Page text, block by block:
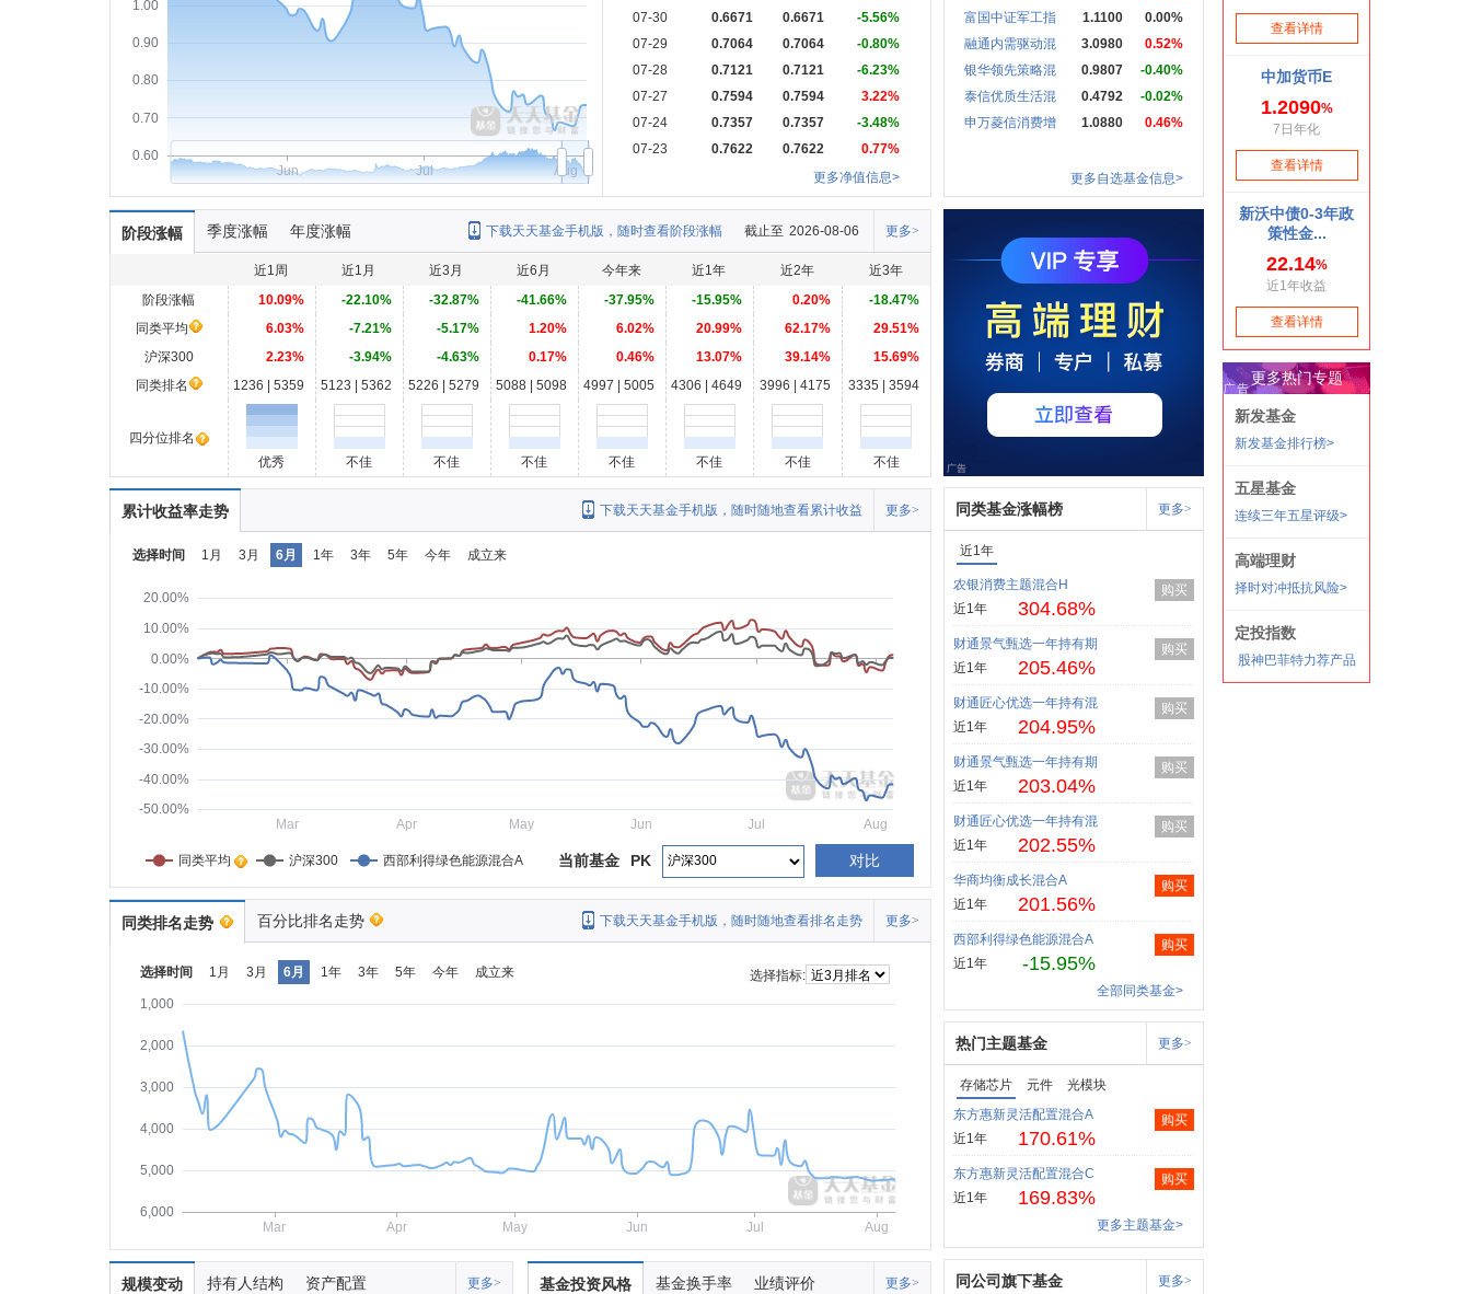
0.60
0.70
0.80
0.90
1.00
Jun Jul Aug
07-30
0.6671 0.6671
-5.56%
07-29
0.7064 0.7064
-0.80%
07-28
0.7121 0.7121
-6.23%
07-27
0.7594 0.7594
3.22%
07-24
0.7357 0.7357
-3.48%
07-23
0.7622 0.7622
0.77%
更多净值信息>
富国中证军工指
1.1100
0.00%
融通内需驱动混
3.0980
0.52%
银华领先策略混
0.9807
-0.40%
泰信优质生活混
0.4792
-0.02%
申万菱信消费增
1.0880 0.46%
更多自选基金信息>
阶段涨幅 季度涨幅 年度涨幅 更多>
截止至 2026-08-06
下载天天基金手机版，随时查看阶段涨幅
近1周 近1月 近3月 近6月 今年来 近1年 近2年
近3年
阶段涨幅
10.09% -22.10% -32.87% -41.66% -37.95% -15.95% 0.20%
-18.47%
同类平均
6.03% -7.21% -5.17% 1.20% 6.02% 20.99% 62.17%
29.51%
沪深300
2.23% -3.94% -4.63% 0.17% 0.46% 13.07% 39.14%
15.69%
同类排名
1236 | 5359 5123 | 5362 5226 | 5279 5088 | 5098 4997 | 5005 4306 | 4649 3996 | 4175 3335 | 3594
四分位排名
优秀
不佳 不佳 不佳 不佳 不佳 不佳 不佳
累计收益率走势 更多>
下载天天基金手机版，随时随地查看累计收益
选择时间 1月 3月 6月 1年 3年 5年 今年 成立来
-50.00%
-40.00%
-30.00%
-20.00%
-10.00%
0.00%
10.00%
20.00%
Mar Apr May Jun Jul Aug
同类平均 沪深300 西部利得绿色能源混合A 对比
PK
当前基金
同类排名走势 百分比排名走势 更多>
下载天天基金手机版，随时随地查看排名走势
选择时间 1月 3月 6月 1年 3年 5年 今年 成立来
选择指标:
1,000
2,000
3,000
4,000
5,000
6,000
Mar
Apr May Jun Jul Aug
规模变动 持有人结构 资产配置 更多> 基金投资风格 基金换手率 业绩评价 更多>
同类基金涨幅榜 更多>
近1年
农银消费主题混合H
近1年
304.68%
购买
财通景气甄选一年持有期
近1年
205.46%
购买
财通匠心优选一年持有混
近1年
204.95%
购买
财通景气甄选一年持有期
近1年
203.04%
购买
财通匠心优选一年持有混
近1年
202.55%
购买
华商均衡成长混合A
近1年
201.56%
购买
西部利得绿色能源混合A
近1年
-15.95%
购买
全部同类基金>
热门主题基金 更多>
存储芯片 元件
光模块
东方惠新灵活配置混合A
近1年
170.61%
购买
东方惠新灵活配置混合C
近1年
169.83%
购买
更多主题基金>
同公司旗下基金 更多>